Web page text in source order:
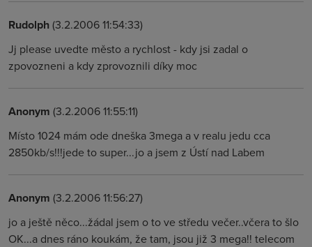
Rudolph(3.2.2006 11:54:33)
Jj please uvedte město a rychlost - kdy jsi zadal o
zpovozneni a kdy zprovoznili díky moc
Anonym (3.2.2006 11:55:11)
Místo 1024 mám ode dneška 3mega a v realu jedu cca
2850kb/s!!!jede to super...jo a jsem z Ústí nad Labem
Anonym (3.2.2006 11:56:27)
jo a ještě něco...žádal jsem o to ve středu večer..včera to šlo
OK...a dnes ráno koukám, že tam, jsou již 3 mega!! telecom